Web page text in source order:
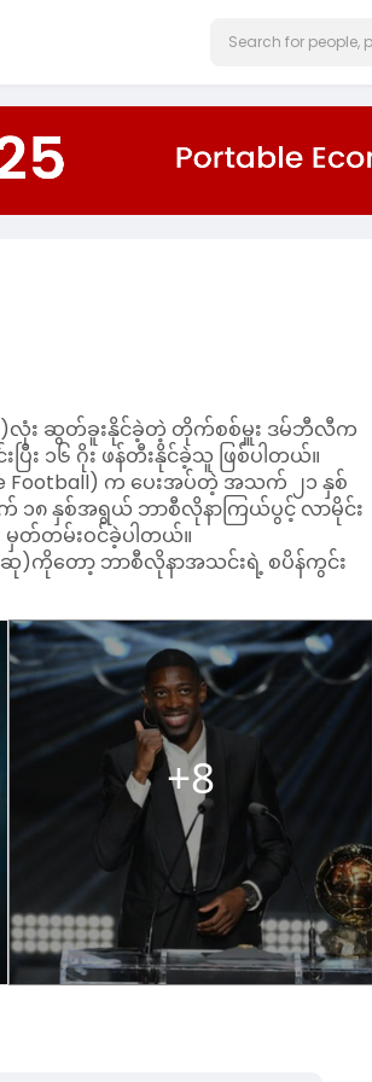
)လုံး ဆွတ်ခူးနိုင်ခဲ့တဲ့ တိုက်စစ်မှူး ဒမ်ဘီလီက
၁၆ ဂိုး ဖန်တီးနိုင်ခဲ့သူ ဖြစ်ပါတယ်။
Football) က ပေးအပ်တဲ့ အသက် ၂၁ နှစ်
၁၈ နှစ်အရွယ် ဘာစီလိုနာကြယ်ပွင့် လာမိုင်း
တ်တမ်းဝင်ခဲ့ပါတယ်။
ဆု)ကိုတော့ ဘာစီလိုနာအသင်းရဲ့ စပိန်ကွင်း
ား(၃)လုံး ဆွတ်ခူးပေးနိုင်ခဲ့တဲ့ နည်းပြ လူး
)လုံး ဆွတ်ခူးနိုင်ခဲ့တဲ့ ဂိုးသမား ဒွန်နာရမ်မာ
နဲ့အတူ ဥရောပရွှေဖိနပ်ဆု ဆွတ်ခူးနိုင်ခဲ့တဲ့ ယို
နယ်အမျိုးသမီးအသင်းက ဆွတ်ခူးသွားပါ
းရ ပီအက်စ်ဂျီအသင်းက ဆွတ်ခူးသွားပါ
+8